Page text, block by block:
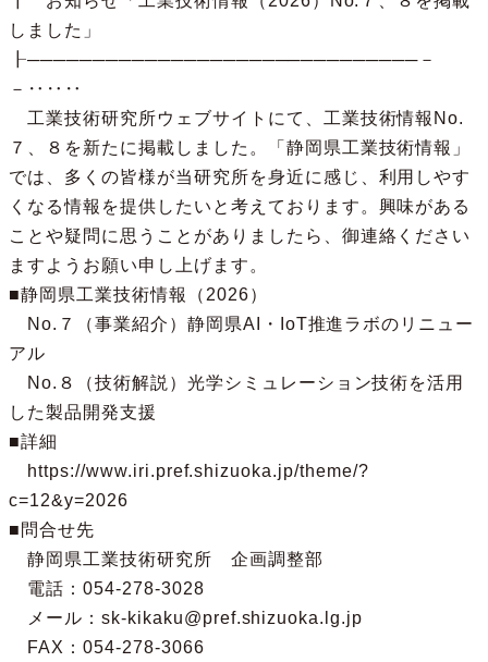
しました」
┠──────────────────────────────－
－‥‥‥
工業技術研究所ウェブサイトにて、工業技術情報No.
７、８を新たに掲載しました。「静岡県工業技術情報」
では、多くの皆様が当研究所を身近に感じ、利用しやす
くなる情報を提供したいと考えております。興味がある
ことや疑問に思うことがありましたら、御連絡ください
ますようお願い申し上げます。
■静岡県工業技術情報（2026）
No.７（事業紹介）静岡県AI・IoT推進ラボのリニュー
アル
No.８（技術解説）光学シミュレーション技術を活用
した製品開発支援
■詳細
https://www.iri.pref.shizuoka.jp/theme/?
c=12&y=2026
■問合せ先
静岡県工業技術研究所　企画調整部
電話：054-278-3028
メール：sk-kikaku@pref.shizuoka.lg.jp
FAX：054-278-3066